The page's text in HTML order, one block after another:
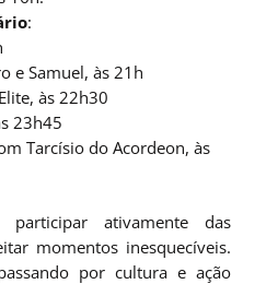
:
e Samuel, às 21h
às 22h30
23h45
Tarcísio do Acordeon, às
ativamente das
momentos inesquecíveis.
por cultura e ação